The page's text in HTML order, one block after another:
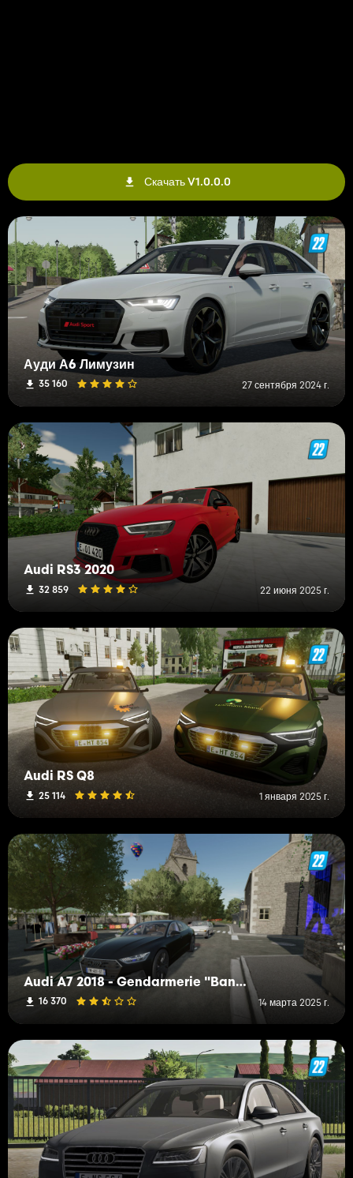
Скачать V1.0.0.0
Ауди А6 Лимузин
35 160 27 сентября 2024 г.
Audi RS3 2020
32 859 22 июня 2025 г.
Audi RS Q8
25 114 1 января 2025 г.
Audi A7 2018 - Gendarmerie "Banalisée"
16 370 14 марта 2025 г.